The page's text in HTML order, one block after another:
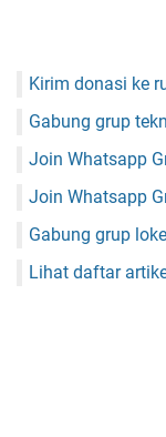
Kirim donasi ke
Gabung grup
Join Whatsapp
Join Whatsapp
Gabung grup
Lihat daftar